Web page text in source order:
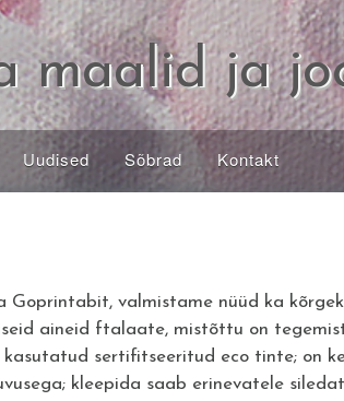
maalid ja
Uudised Sõbrad Kontakt
Goprintabit, valmistame nüüd ka
aineid ftalaate, mistõttu on
kasutatud sertifitseeritud eco tinte;
kleepida saab erinevatele